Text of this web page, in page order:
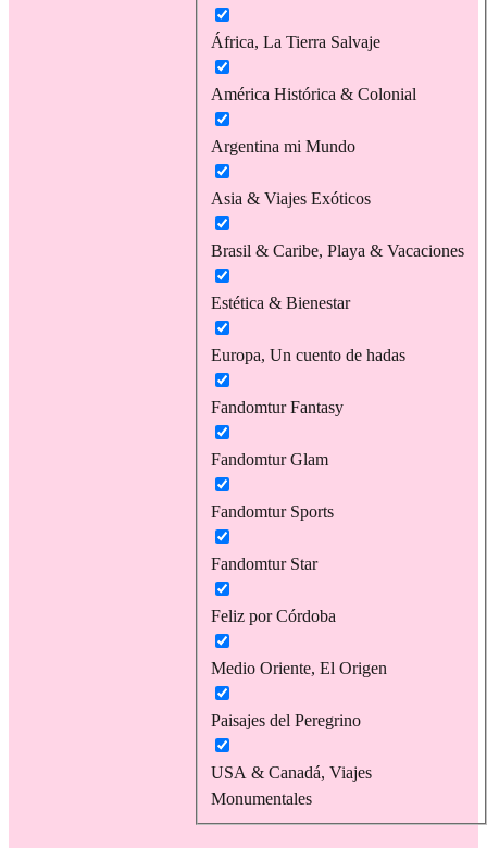
África, La Tierra Salvaje
América Histórica & Colonial
Argentina mi Mundo
Asia & Viajes Exóticos
Brasil & Caribe, Playa & Vacaciones
Estética & Bienestar
Europa, Un cuento de hadas
Fandomtur Fantasy
Fandomtur Glam
Fandomtur Sports
Fandomtur Star
Feliz por Córdoba
Medio Oriente, El Origen
Paisajes del Peregrino
USA & Canadá, Viajes
Monumentales